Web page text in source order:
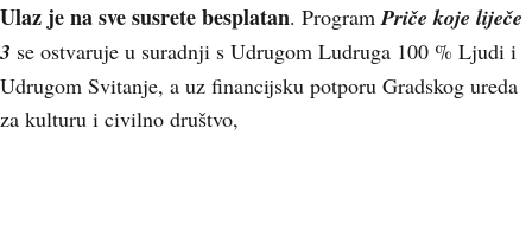
Ulaz je na sve susrete besplatan. ProgramPriče koje liječe
3 se ostvaruje u suradnji s Udrugom Ludruga 100 % Ljudi i
Udrugom Svitanje, a uz financijsku potporu Gradskog ureda
za kulturu i civilno društvo,